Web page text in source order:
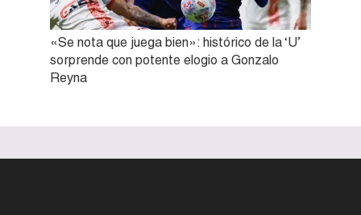
«Se nota que juega bien»: histórico de la ‘U’
sorprende con potente elogio a Gonzalo
Reyna